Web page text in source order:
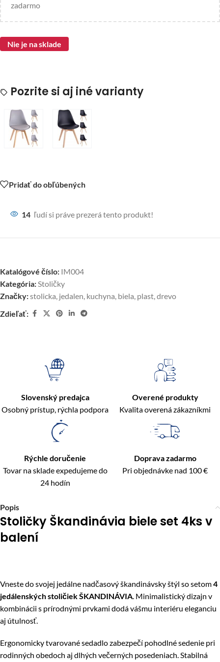
zadarmo
Nie je na sklade
Pozrite si aj iné varianty
Pridať do obľúbených
14 ľudí si práve prezerá tento produkt!
Katalógové číslo: IM004
Kategória:Stoličky
Značky:stolicka, jedalen, kuchyna, biela, plast,drevo
Zdieľať:
Slovenský predajca
Osobný prístup, rýchla podpora
Overené produkty
Kvalita overená zákazníkmi
Rýchle doručenie
Tovar na sklade expedujeme do
24 hodín
Doprava zadarmo
Pri objednávke nad 100 €
Popis
Stoličky Škandinávia biele set 4ks v
balení
Vneste do svojej jedálne nadčasový škandinávsky štýl so setom4
jedálenských stoličiek ŠKANDINÁVIA. Minimalistický dizajn v
kombinácii s prírodnými prvkami dodá vášmu interiéru eleganciu
aj útulnosť.
Ergonomicky tvarované sedadlo zabezpečí pohodlné sedenie pri
rodinných obedo­ch aj dlhých večerných posedeniach. Stabilná